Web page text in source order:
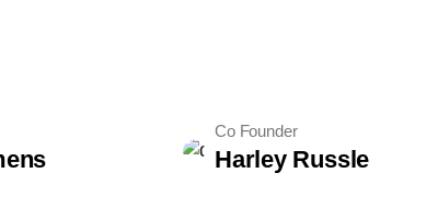
Co Founder
Harley Russle